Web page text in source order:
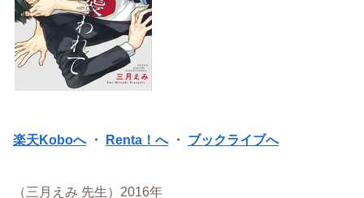
楽天Koboへ・ Renta！へ・ ブックライブへ
（三月えみ 先生）2016年